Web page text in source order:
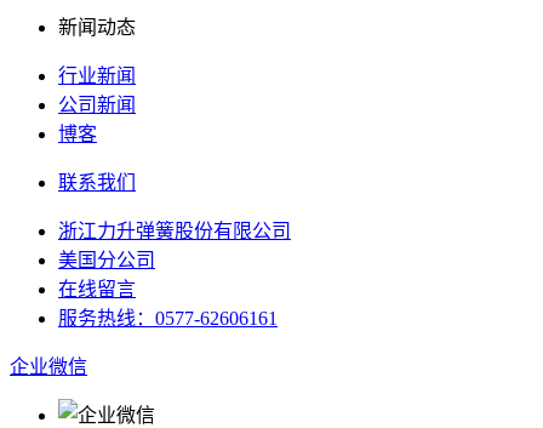
新闻动态
行业新闻
公司新闻
博客
联系我们
浙江力升弹簧股份有限公司
美国分公司
在线留言
服务热线：0577-62606161
企业微信